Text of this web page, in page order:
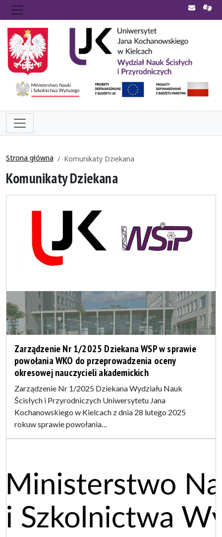
Strona główna Komunikaty Dziekana
Komunikaty Dziekana
Zarządzenie Nr 1/2025 Dziekana WSP w sprawie
powołania WKO do przeprowadzenia oceny
okresowej nauczycieli akademickich
Zarządzenie Nr 1/2025 Dziekana Wydziału Nauk
Ścisłych i Przyrodniczych Uniwersytetu Jana
Kochanowskiego w Kielcach z dnia 28 lutego 2025
rokuw sprawie powołania…